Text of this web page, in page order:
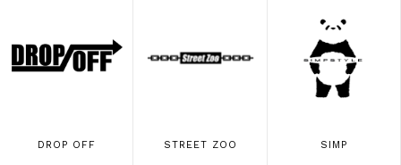
DROP OFF STREET ZOO SIMP